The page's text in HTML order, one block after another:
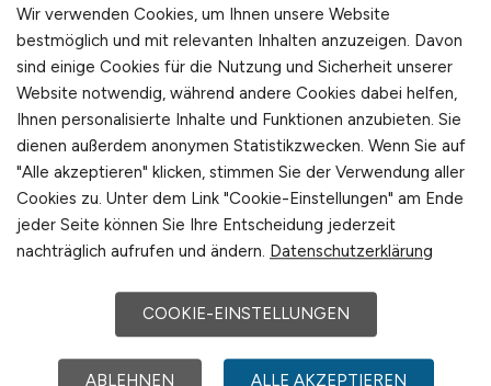
(Senior-) Software Developer -
RPG / IBM-i(m/w/d)
Hays
vor 6 Tagen
Wir verwenden Cookies, um Ihnen unsere Website
bestmöglich und mit relevanten Inhalten anzuzeigen. Davon
sind einige Cookies für die Nutzung und Sicherheit unserer
Website notwendig, während andere Cookies dabei helfen,
Ihnen personalisierte Inhalte und Funktionen anzubieten. Sie
dienen außerdem anonymen Statistikzwecken. Wenn Sie auf
"Alle akzeptieren" klicken, stimmen Sie der Verwendung aller
Cookies zu. Unter dem Link "Cookie-Einstellungen" am Ende
jeder Seite können Sie Ihre Entscheidung jederzeit
nachträglich aufrufen und ändern. Datenschutzerklärung
COOKIE-EINSTELLUNGEN
ABLEHNEN ALLE AKZEPTIEREN